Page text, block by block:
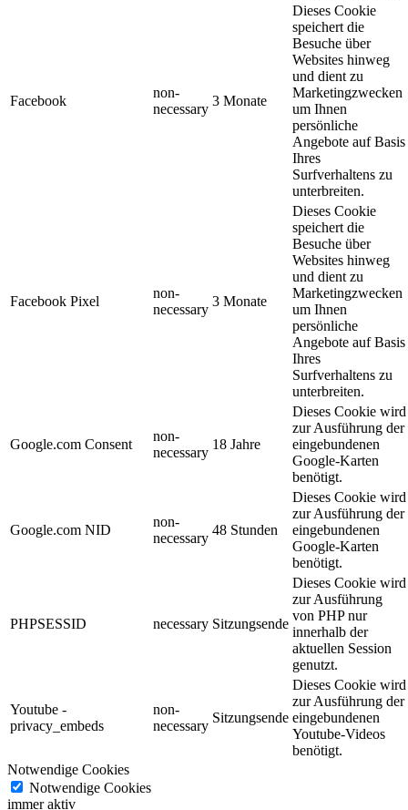
Facebook
non-
necessary
3 Monate
Dieses Cookie
speichert die
Besuche über
Websites hinweg
und dient zu
Marketingzwecken
um Ihnen
persönliche
Angebote auf Basis
Ihres
Surfverhaltens zu
unterbreiten.
Facebook Pixel
non-
necessary
3 Monate
Dieses Cookie
speichert die
Besuche über
Websites hinweg
und dient zu
Marketingzwecken
um Ihnen
persönliche
Angebote auf Basis
Ihres
Surfverhaltens zu
unterbreiten.
Google.com Consent
non-
necessary
18 Jahre
Dieses Cookie wird
zur Ausführung der
eingebundenen
Google-Karten
benötigt.
Google.com NID
non-
necessary
48 Stunden
Dieses Cookie wird
zur Ausführung der
eingebundenen
Google-Karten
benötigt.
PHPSESSID necessary Sitzungsende
Dieses Cookie wird
zur Ausführung
von PHP nur
innerhalb der
aktuellen Session
genutzt.
Youtube -
privacy_embeds
non-
necessary
Sitzungsende
Dieses Cookie wird
zur Ausführung der
eingebundenen
Youtube-Videos
benötigt.
Notwendige Cookies
Notwendige Cookies
immer aktiv